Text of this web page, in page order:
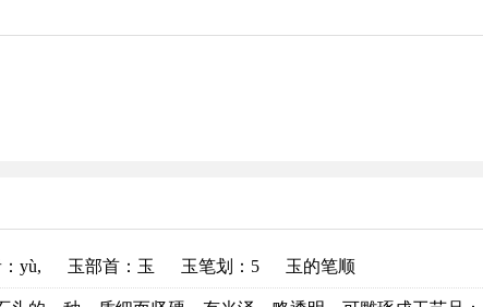
：yù, 玉部首 ：玉 玉笔划：5 玉的笔顺